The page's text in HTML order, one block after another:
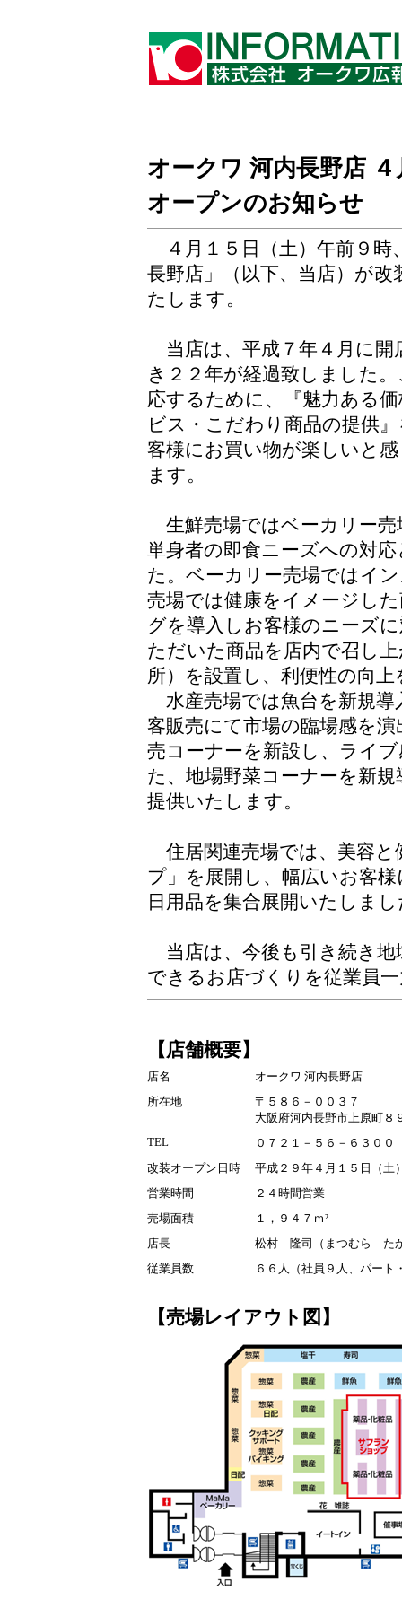
オークワ 河内長野店
オープンのお知らせ
４月１５日（土）午前９時
長野店」（以下、当店）が
たします。
当店は、平成７年４月に開
き２２年が経過致しました
応するために、『魅力ある
ビス・こだわり商品の提供
客様にお買い物が楽しいと
ます。
生鮮売場ではベーカリー売
単身者の即食ニーズへの対
た。ベーカリー売場ではイ
売場では健康をイメージし
グを導入しお客様のニーズ
ただいた商品を店内で召し
所）を設置し、利便性の向
水産売場では魚台を新規導
客販売にて市場の臨場感を
売コーナーを新設し、ライ
た、地場野菜コーナーを新
提供いたします。
住居関連売場では、美容
プ」を展開し、幅広いお客
日用品を集合展開いたしま
当店は、今後も引き続き地
できるお店づくりを従業員
【店舗概要】
店名
オークワ 河内長野店
所在地
〒５８６－００３７
大阪府河内長野市上原町８
TEL
０７２１－５６－６３００
改装オープン日時
平成２９年４月１５日（土
営業時間
２４時間営業
売場面積
１，９４７ｍ²
店長
松村 隆司（まつむら た
従業員数
６６人（社員９人、パート
【売場レイアウト図】